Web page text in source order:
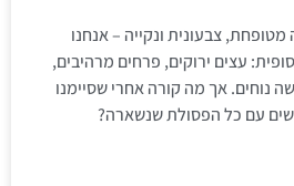
צבעונית ונקייה – אנחנו
עצים ירוקים, פרחים מרהיבים,
נוחים. אך מה קורה אחרי שסיימנו
עם כל הפסולת שנשארה?